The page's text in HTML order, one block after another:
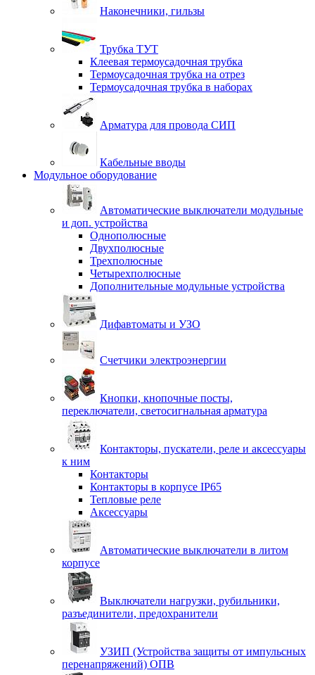
Наконечники, гильзы
Трубка ТУТ
Клеевая термоусадочная трубка
Термоусадочная трубка на отрез
Термоусадочная трубка в наборах
Арматура для провода СИП
Кабельные вводы
Модульное оборудование
Автоматические выключатели модульные
и доп. устройства
Однополюсные
Двухполюсные
Трехполюсные
Четырехполюсные
Дополнительные модульные устройства
Дифавтоматы и УЗО
Счетчики электроэнергии
Кнопки, кнопочные посты,
переключатели, светосигнальная арматура
Контакторы, пускатели, реле и аксессуары
к ним
Контакторы
Контакторы в корпусе IP65
Тепловые реле
Аксессуары
Автоматические выключатели в литом
корпусе
Выключатели нагрузки, рубильники,
разъединители, предохранители
УЗИП (Устройства защиты от импульсных
перенапряжений) ОПВ